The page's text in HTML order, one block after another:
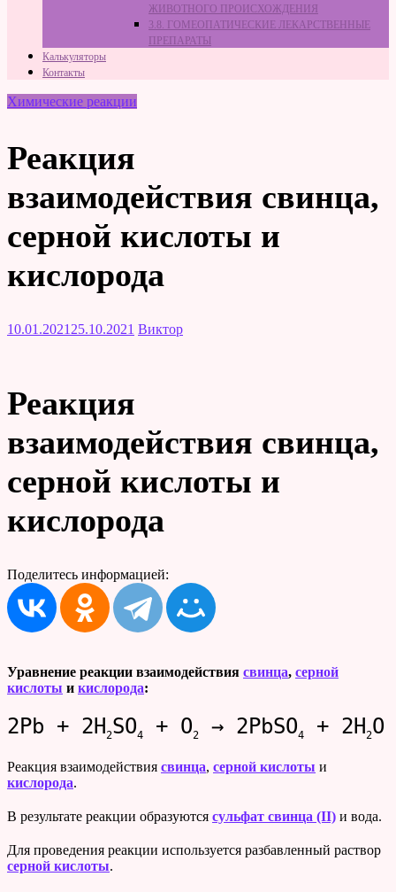
ЖИВОТНОГО ПРОИСХОЖДЕНИЯ
3.8. ГОМЕОПАТИЧЕСКИЕ ЛЕКАРСТВЕННЫЕ
ПРЕПАРАТЫ
Калькуляторы
Контакты
Химические реакции
Реакция
взаимодействия свинца,
серной кислоты и
кислорода
10.01.2021 25.10.2021 Виктор
Реакция
взаимодействия свинца,
серной кислоты и
кислорода
Поделитесь информацией:
Уравнение реакции взаимодействия свинца, серной
кислоты и кислорода:
2Pb + 2H 2SO4 + O2 → 2PbSO4 + 2H 2O
Реакция взаимодействия свинца, серной кислоты и
кислорода.
В результате реакции образуются сульфат свинца (II) и вода.
Для проведения реакции используется разбавленный раствор
серной кислоты.